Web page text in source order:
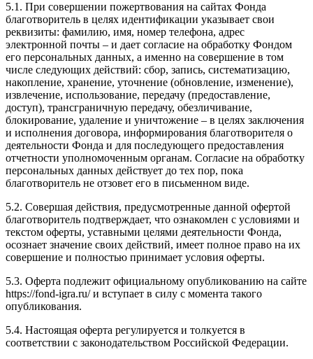
5.1. При совершении пожертвования на сайтах Фонда
благотворитель в целях идентификации указывает свои
реквизиты: фамилию, имя, номер телефона, адрес
электронной почты – и дает согласие на обработку Фондом
его персональных данных, а именно на совершение в том
числе следующих действий: сбор, запись, систематизацию,
накопление, хранение, уточнение (обновление, изменение),
извлечение, использование, передачу (предоставление,
доступ), трансграничную передачу, обезличивание,
блокирование, удаление и уничтожение – в целях заключения
и исполнения договора, информирования благотворителя о
деятельности Фонда и для последующего предоставления
отчетности уполномоченным органам. Согласие на обработку
персональных данных действует до тех пор, пока
благотворитель не отзовет его в письменном виде.
5.2. Совершая действия, предусмотренные данной офертой
благотворитель подтверждает, что ознакомлен с условиями и
текстом оферты, уставными целями деятельности Фонда,
осознает значение своих действий, имеет полное право на их
совершение и полностью принимает условия оферты.
5.3. Оферта подлежит официальному опубликованию на сайте
https://fond-igra.ru/ и вступает в силу с момента такого
опубликования.
5.4. Настоящая оферта регулируется и толкуется в
соответствии с законодательством Российской Федерации.